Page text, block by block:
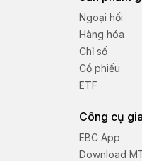
Ngoại hối
Hàng hóa
Chỉ số
Cổ phiếu
ETF
Công cụ
EBC App
Download